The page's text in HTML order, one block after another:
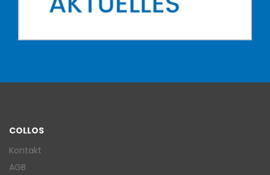
COLLOS
Kontakt
AGB